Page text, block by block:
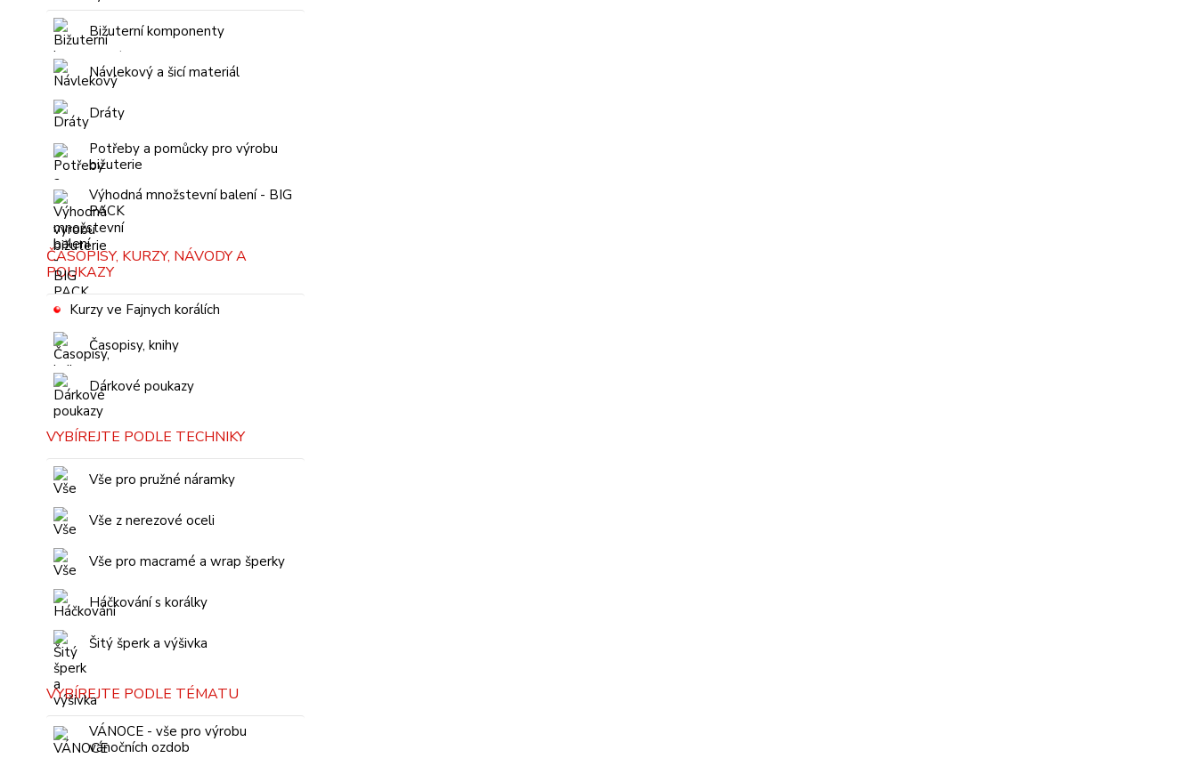
Bižuterní komponenty
Návlekový a šicí materiál
Dráty
Potřeby a pomůcky pro výrobu
bižuterie
Výhodná množstevní balení - BIG
PACK
ČASOPISY, KURZY, NÁVODY A
POUKAZY
Kurzy ve Fajnych korálích
Časopisy, knihy
Dárkové poukazy
VYBÍREJTE PODLE TECHNIKY
Vše pro pružné náramky
Vše z nerezové oceli
Vše pro macramé a wrap šperky
Háčkování s korálky
Šitý šperk a výšivka
VYBÍREJTE PODLE TÉMATU
VÁNOCE - vše pro výrobu
vánočních ozdob